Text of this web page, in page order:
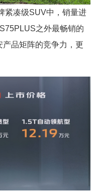
紧凑级SUV中，销量进
之外最畅销的
品矩阵的竞争力，更